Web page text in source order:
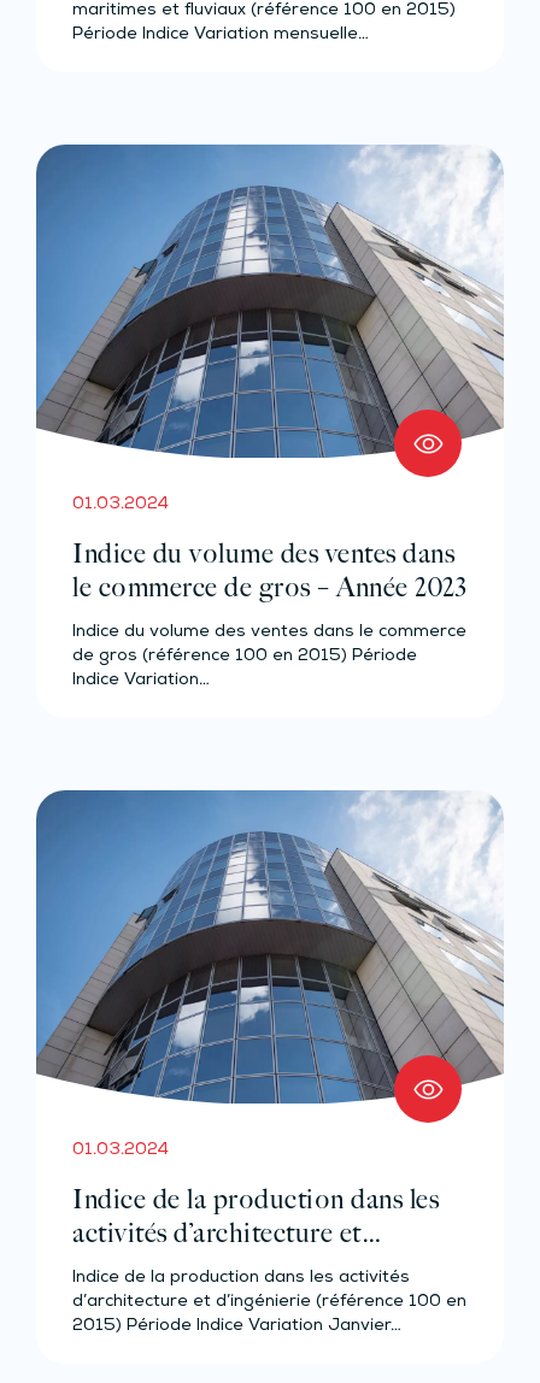
maritimes et fluviaux (référence 100 en 2015)
Période Indice Variation mensuelle…
01.03.2024
Indice du volume des ventes dans
le commerce de gros – Année 2023
Indice du volume des ventes dans le commerce
de gros (référence 100 en 2015) Période
Indice Variation…
01.03.2024
Indice de la production dans les
activités d’architecture et
d’ingénierie – Année 2023
Indice de la production dans les activités
d’architecture et d’ingénierie (référence 100 en
2015) Période Indice Variation Janvier…